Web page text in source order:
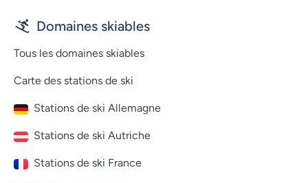
Domaines skiables
Tous les domaines skiables
Carte des stations de ski
Stations de ski Allemagne
Stations de ski Autriche
Stations de ski France